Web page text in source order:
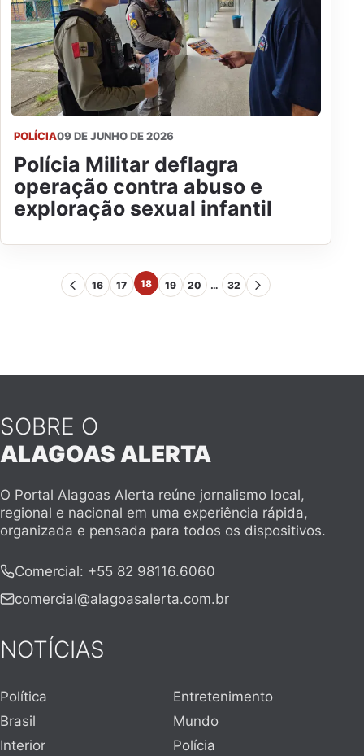
POLÍCIA09 DE JUNHO DE 2026
Polícia Militar deflagra
operação contra abuso e
exploração sexual infantil
16 17 18 19 20 … 32
SOBRE O
ALAGOAS ALERTA
O Portal Alagoas Alerta reúne jornalismo local,
regional e nacional em uma experiência rápida,
organizada e pensada para todos os dispositivos.
Comercial: +55 82 98116.6060
comercial@alagoasalerta.com.br
NOTÍCIAS
Política
Entretenimento
Brasil
Mundo
Interior
Polícia